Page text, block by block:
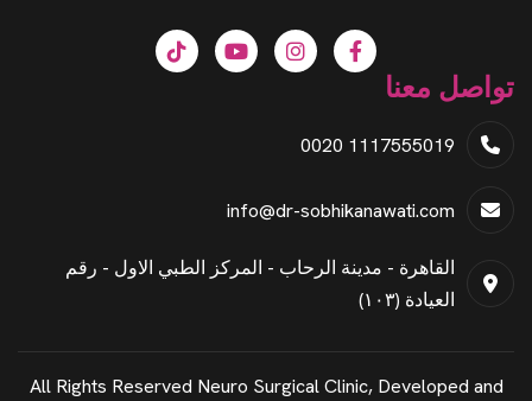
تواصل معنا
0020 1117555019
info@dr-sobhikanawati.com
القاهرة - مدينة الرحاب - المركز الطبي الاول - رقم
العيادة (١٠٣)
All Rights Reserved Neuro Surgical Clinic, Developed and